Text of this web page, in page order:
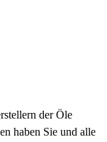
der Öle
haben Sie und alle